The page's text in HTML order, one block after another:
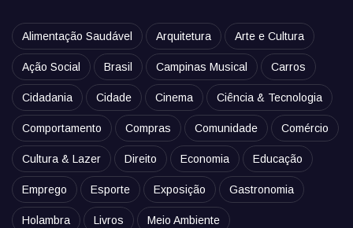
Alimentação Saudável Arquitetura Arte e Cultura
Ação Social Brasil Campinas Musical Carros
Cidadania Cidade Cinema Ciência & Tecnologia
Comportamento Compras Comunidade Comércio
Cultura & Lazer Direito Economia Educação
Emprego Esporte Exposição Gastronomia
Holambra Livros Meio Ambiente